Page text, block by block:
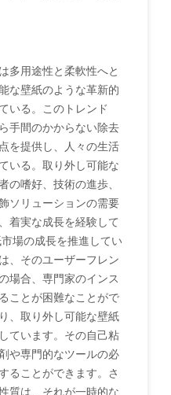
多用途性と柔軟性へと
な壁紙のような革新的
いる。このトレンド
手間のかからない除去
を提供し、人々の生活
いる。取り外し可能な
の嗜好、技術の進歩、
ソリューションの需要
着実な成長を経験して
場の成長を推進してい
、そのユーザーフレン
場合、専門家のインス
ことが困難なことがで
、取り外し可能な壁紙
ています。その自己粘
や専門的なツールの必
ることができます。さ
質は、それが一時的な